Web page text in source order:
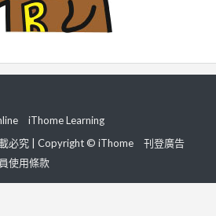
iThome Learning
必究 | Copyright © iThome
刊登廣告
使用條款